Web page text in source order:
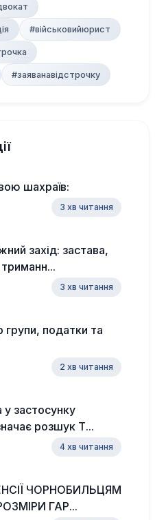
#військовийюрист
#заяванавідстрочку
шахраїв:
3 хв читання
захід: застава,
3 хв читання
податки та
2 хв читання
застосунку
розшук Т...
4 хв читання
ЧОРНОБИЛЬЦЯМ
ГАР...